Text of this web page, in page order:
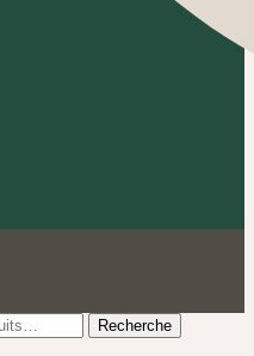
Recherche
Recherche